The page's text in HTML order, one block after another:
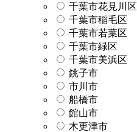
千葉市花見川区
千葉市稲毛区
千葉市若葉区
千葉市緑区
千葉市美浜区
銚子市
市川市
船橋市
館山市
木更津市